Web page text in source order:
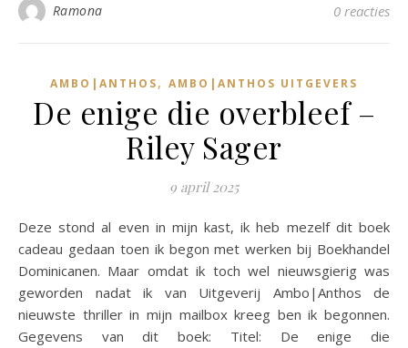
Ramona 0 reacties
AMBO|ANTHOS, AMBO|ANTHOS UITGEVERS
De enige die overbleef –
Riley Sager
9 april 2025
Deze stond al even in mijn kast, ik heb mezelf dit boek
cadeau gedaan toen ik begon met werken bij Boekhandel
Dominicanen. Maar omdat ik toch wel nieuwsgierig was
geworden nadat ik van Uitgeverij Ambo|Anthos de
nieuwste thriller in mijn mailbox kreeg ben ik begonnen.
Gegevens van dit boek: Titel: De enige die